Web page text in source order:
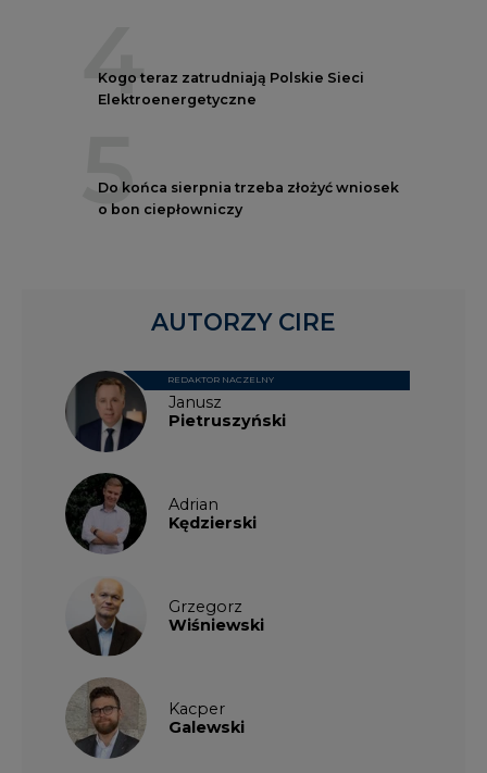
4
Kogo teraz zatrudniają Polskie Sieci
Elektroenergetyczne
5
Do końca sierpnia trzeba złożyć wniosek
o bon ciepłowniczy
Janusz
Pietruszyński
REDAKTOR NACZELNY
Adrian
Kędzierski
Grzegorz
Wiśniewski
Kacper
Galewski
AUTORZY CIRE